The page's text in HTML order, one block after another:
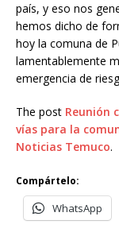
país, y eso nos
hemos dicho de
hoy la comuna de
lamentablemente
emergencia de
The post Reunión
vías para la
Noticias Temuco.
Compártelo:
WhatsApp